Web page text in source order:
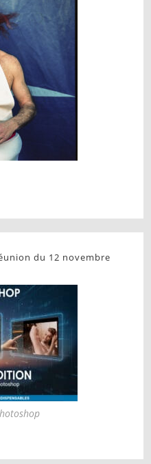
du 12 novembre